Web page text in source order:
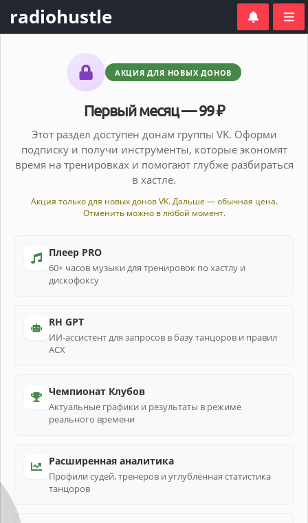
radiohustle
АКЦИЯ ДЛЯ НОВЫХ ДОНОВ
Первый месяц — 99 ₽
Этот раздел доступен донам группы VK. Оформи
подписку и получи инструменты, которые экономят
время на тренировках и помогают глубже разбираться
в хастле.
Акция только для новых донов VK. Дальше — обычная цена.
Отменить можно в любой момент.
Плеер PRO
60+ часов музыки для тренировок по хастлу и
дискофоксу
RH GPT
ИИ-ассистент для запросов в базу танцоров и правил
АСХ
Чемпионат Клубов
Актуальные графики и результаты в режиме
реального времени
Расширенная аналитика
Профили судей, тренеров и углублённая статистика
танцоров